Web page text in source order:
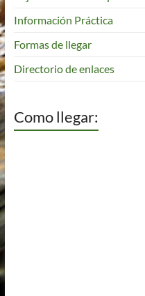
Información Práctica
Formas de llegar
Directorio de enlaces
Como llegar: